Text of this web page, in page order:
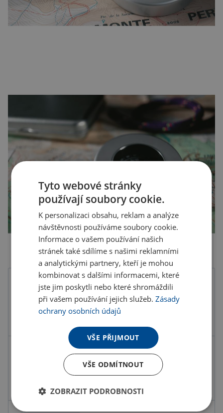
Barva
Tyto webové stránky
používají soubory cookie.
K personalizaci obsahu, reklam a analýze
návštěvnosti používáme soubory cookie.
Informace o vašem používání našich
stránek také sdílíme s našimi reklamními
a analytickými partnery, kteří je mohou
kombinovat s dalšími informacemi, které
jste jim poskytli nebo které shromáždili
při vašem používání jejich služeb.Zásady
ochrany osobních údajů
VŠE PŘIJMOUT
VŠE ODMÍTNOUT
ZOBRAZIT PODROBNOSTI